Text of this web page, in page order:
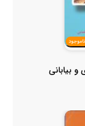
ناموجود
بیابانی